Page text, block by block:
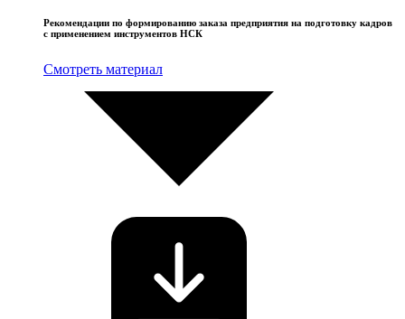
Рекомендации по формированию заказа предприятия на подготовку кадров
с применением инструментов НСК
Смотреть материал